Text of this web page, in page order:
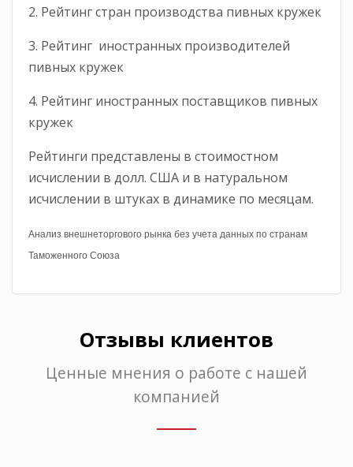
2. Рейтинг стран производства пивных кружек
3. Рейтинг иностранных производителей
пивных кружек
4. Рейтинг иностранных поставщиков пивных
кружек
Рейтинги представлены в стоимостном
исчислении в долл. США и в натуральном
исчислении в штуках в динамике по месяцам.
Анализ внешнеторгового рынка без учета данных по странам
Таможенного Союза
Отзывы клиентов
Ценные мнения о работе с нашей
компанией